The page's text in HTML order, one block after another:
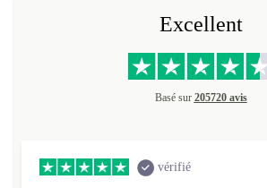
Excellent
Basé sur 205720 avis
vérifié